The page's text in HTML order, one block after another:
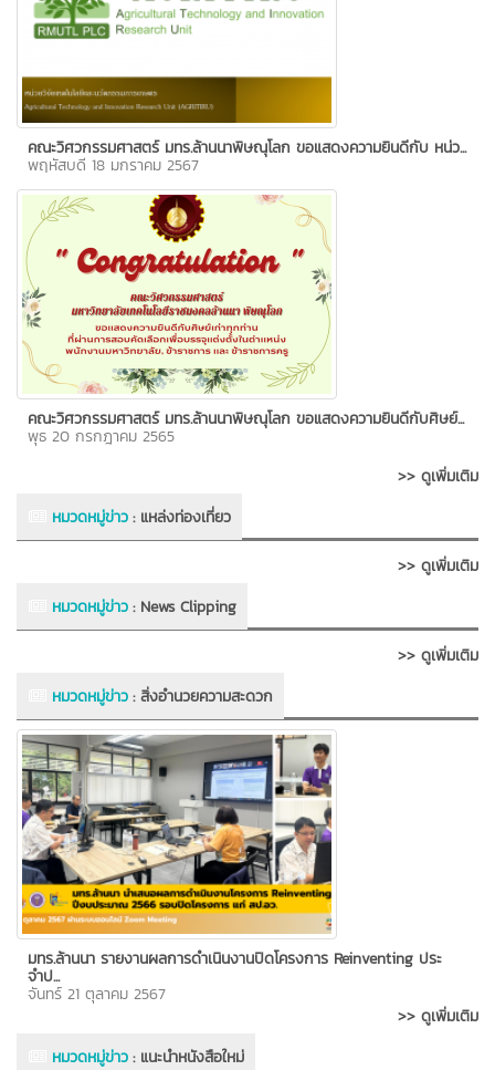
คณะวิศวกรรมศาสตร์ มทร.ล้านนาพิษณุโลก ขอแสดงความยินดีกับ หน่ว...
พฤหัสบดี 18 มกราคม 2567
คณะวิศวกรรมศาสตร์ มทร.ล้านนาพิษณุโลก ขอแสดงความยินดีกับศิษย์...
พุธ 20 กรกฎาคม 2565
>> ดูเพิ่มเติม
หมวดหมู่ข่าว: แหล่งท่องเที่ยว
>> ดูเพิ่มเติม
หมวดหมู่ข่าว: News Clipping
>> ดูเพิ่มเติม
หมวดหมู่ข่าว:สิ่งอำนวยความสะดวก
มทร.ล้านนา รายงานผลการดำเนินงานปิดโครงการ Reinventing ประ
จำป...
จันทร์ 21 ตุลาคม 2567
>> ดูเพิ่มเติม
หมวดหมู่ข่าว: แนะนำหนังสือใหม่